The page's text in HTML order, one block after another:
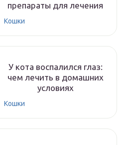
препараты для лечения
Кошки
У кота воспалился глаз:
чем лечить в домашних
условиях
Кошки